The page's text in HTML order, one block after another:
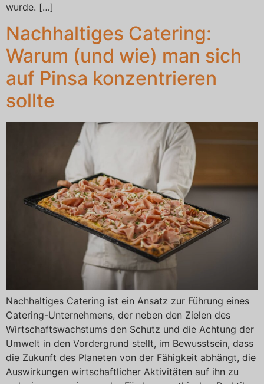
wurde. […]
Nachhaltiges Catering:
Warum (und wie) man sich
auf Pinsa konzentrieren
sollte
Nachhaltiges Catering ist ein Ansatz zur Führung eines
Catering-Unternehmens, der neben den Zielen des
Wirtschaftswachstums den Schutz und die Achtung der
Umwelt in den Vordergrund stellt, im Bewusstsein, dass
die Zukunft des Planeten von der Fähigkeit abhängt, die
Auswirkungen wirtschaftlicher Aktivitäten auf ihn zu